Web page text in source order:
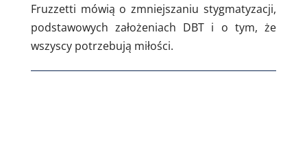
Fruzzetti mówią o zmniejszaniu stygmatyzacji,
podstawowych założeniach DBT i o tym, że
wszyscy potrzebują miłości.